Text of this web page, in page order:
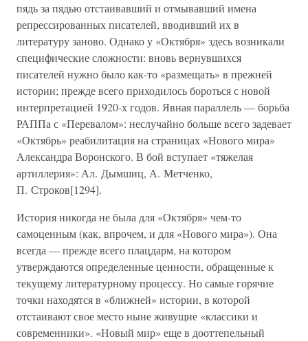
пядь за пядью отстаивавший и отмывавший имена
репрессированных писателей, вводивший их в
литературу заново. Однако у «Октября» здесь возникали
специфические сложности: вновь вернувшихся
писателей нужно было как-то «размещать» в прежней
истории; прежде всего приходилось бороться с новой
интерпретацией 1920-х годов. Явная параллель — борьба
РАППа с «Перевалом»: неслучайно больше всего задевает
«Октябрь» реабилитация на страницах «Нового мира»
Александра Воронского. В бой вступает «тяжелая
артиллерия»: Ал. Дымшиц, А. Метченко,
П. Строков[1294].
История никогда не была для «Октября» чем-то
самоценным (как, впрочем, и для «Нового мира»). Она
всегда — прежде всего плацдарм, на котором
утверждаются определенные ценности, обращенные к
текущему литературному процессу. Но самые горячие
точки находятся в «ближней» истории, в которой
отстаивают свое место ныне живущие «классики и
современники». «Новый мир» еще в дооттепельный